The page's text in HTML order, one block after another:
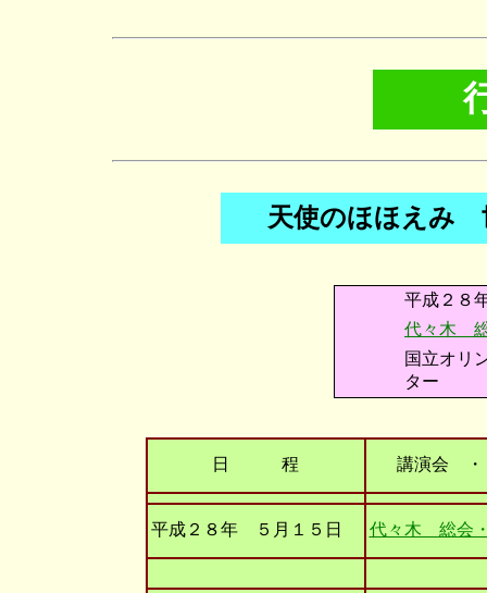
天使のほほえみ
平成２８
代々木
国立オリ
ター
日 程 講演会
平成２８年 ５月１５日 代々木 総会